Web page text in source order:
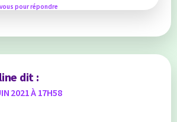
pour répondre
dit :
2021 À 17H58